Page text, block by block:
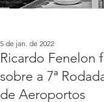
Ricardo Fenelon
sobre a 7ª
de Aeroportos
5 de jan. de 2022